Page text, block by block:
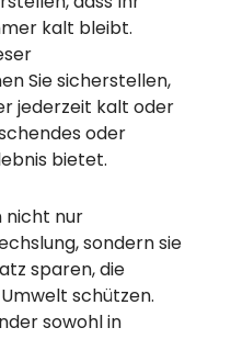
kalt bleibt.
Sie sicherstellen,
jederzeit kalt oder
oder
bietet.
nicht nur
sondern sie
sparen, die
schützen.
sowohl in